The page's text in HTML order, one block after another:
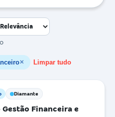
✕ Limpar tudo
Diamante
Financeira e